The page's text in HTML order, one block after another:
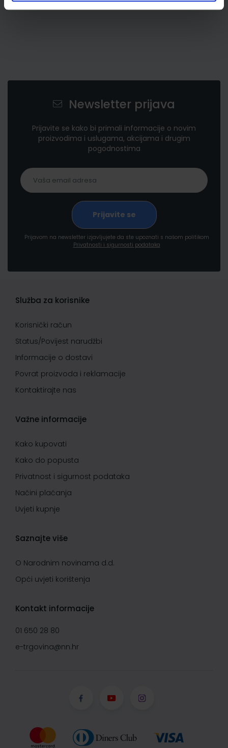
Newsletter prijava
Prijavite se kako bi primali informacije o novim
proizvodima i uslugama, akcijama i drugim
pogodnostima
Prijavom na newsletter izjavljujete da ste upoznati s našom politikom
Privatnosti i sigurnosti podataka
Služba za korisnike
Korisnički račun
Status/Povijest narudžbi
Informacije o dostavi
Povrat proizvoda i reklamacije
Kontaktirajte nas
Važne informacije
Kako kupovati
Kako do popusta
Privatnost i sigurnost podataka
Načini plaćanja
Uvjeti kupnje
Saznajte više
O Narodnim novinama d.d.
Opći uvjeti korištenja
Kontakt informacije
01 650 28 80
e-trgovina@nn.hr